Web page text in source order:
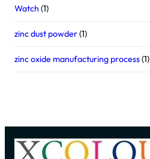
Watch (1)
zinc dust powder(1)
zinc oxide manufacturing process(1)